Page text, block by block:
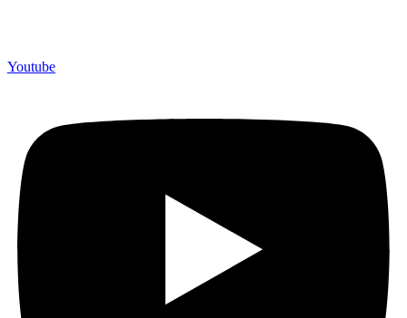
Youtube